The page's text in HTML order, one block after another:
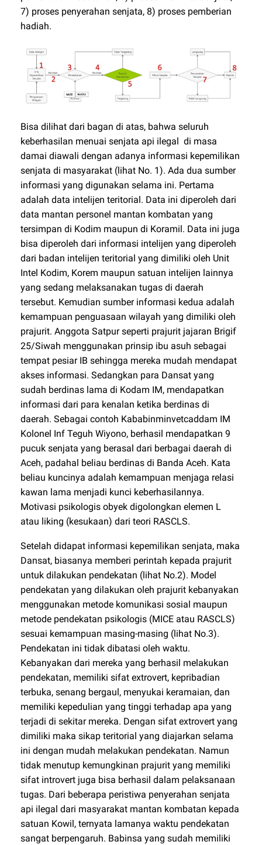
7) proses penyerahan senjata, 8) proses pemberian
hadiah.
Bisa dilihat dari bagan di atas, bahwa seluruh
keberhasilan menuai senjata api ilegal di masa
damai diawali dengan adanya informasi kepemilikan
senjata di masyarakat (lihat No. 1). Ada dua sumber
informasi yang digunakan selama ini. Pertama
adalah data intelijen teritorial. Data ini diperoleh dari
data mantan personel mantan kombatan yang
tersimpan di Kodim maupun di Koramil. Data ini juga
bisa diperoleh dari informasi intelijen yang diperoleh
dari badan intelijen teritorial yang dimiliki oleh Unit
Intel Kodim, Korem maupun satuan intelijen lainnya
yang sedang melaksanakan tugas di daerah
tersebut. Kemudian sumber informasi kedua adalah
kemampuan penguasaan wilayah yang dimiliki oleh
prajurit. Anggota Satpur seperti prajurit jajaran Brigif
25/Siwah menggunakan prinsip ibu asuh sebagai
tempat pesiar IB sehingga mereka mudah mendapat
akses informasi. Sedangkan para Dansat yang
sudah berdinas lama di Kodam IM, mendapatkan
informasi dari para kenalan ketika berdinas di
daerah. Sebagai contoh Kababinminvetcaddam IM
Kolonel Inf Teguh Wiyono, berhasil mendapatkan 9
pucuk senjata yang berasal dari berbagai daerah di
Aceh, padahal beliau berdinas di Banda Aceh. Kata
beliau kuncinya adalah kemampuan menjaga relasi
kawan lama menjadi kunci keberhasilannya.
Motivasi psikologis obyek digolongkan elemen L
atau liking (kesukaan) dari teori RASCLS.
Setelah didapat informasi kepemilikan senjata, maka
Dansat, biasanya memberi perintah kepada prajurit
untuk dilakukan pendekatan (lihat No.2). Model
pendekatan yang dilakukan oleh prajurit kebanyakan
menggunakan metode komunikasi sosial maupun
metode pendekatan psikologis (MICE atau RASCLS)
sesuai kemampuan masing-masing (lihat No.3).
Pendekatan ini tidak dibatasi oleh waktu.
Kebanyakan dari mereka yang berhasil melakukan
pendekatan, memiliki sifat extrovert, kepribadian
terbuka, senang bergaul, menyukai keramaian, dan
memiliki kepedulian yang tinggi terhadap apa yang
terjadi di sekitar mereka. Dengan sifat extrovert yang
dimiliki maka sikap teritorial yang diajarkan selama
ini dengan mudah melakukan pendekatan. Namun
tidak menutup kemungkinan prajurit yang memiliki
sifat introvert juga bisa berhasil dalam pelaksanaan
tugas. Dari beberapa peristiwa penyerahan senjata
api ilegal dari masyarakat mantan kombatan kepada
satuan Kowil, ternyata lamanya waktu pendekatan
sangat berpengaruh. Babinsa yang sudah memiliki